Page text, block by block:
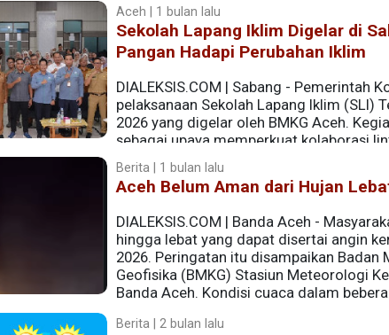
Aceh | 1 bulan lalu
Sekolah Lapang Iklim Digelar di
Pangan Hadapi Perubahan Iklim
DIALEKSIS.COM | Sabang - Pemerintah
pelaksanaan Sekolah Lapang Iklim (SLI)
2026 yang digelar oleh BMKG Aceh.
sebagai upaya memperkuat kolaborasi
iklim serta mendukung ketahanan pangan di wilayah
Berita | 1 bulan lalu
Aceh Belum Aman dari Hujan
DIALEKSIS.COM | Banda Aceh -
hingga lebat yang dapat disertai angin
2026. Peringatan itu disampaikan
Geofisika (BMKG) Stasiun Meteorologi
Banda Aceh. Kondisi cuaca dalam
di sebagian besar wilayah Aceh.
Berita | 2 bulan lalu